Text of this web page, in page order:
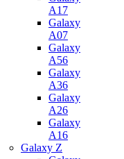
A17
Galaxy
A07
Galaxy
A56
Galaxy
A36
Galaxy
A26
Galaxy
A16
Galaxy Z